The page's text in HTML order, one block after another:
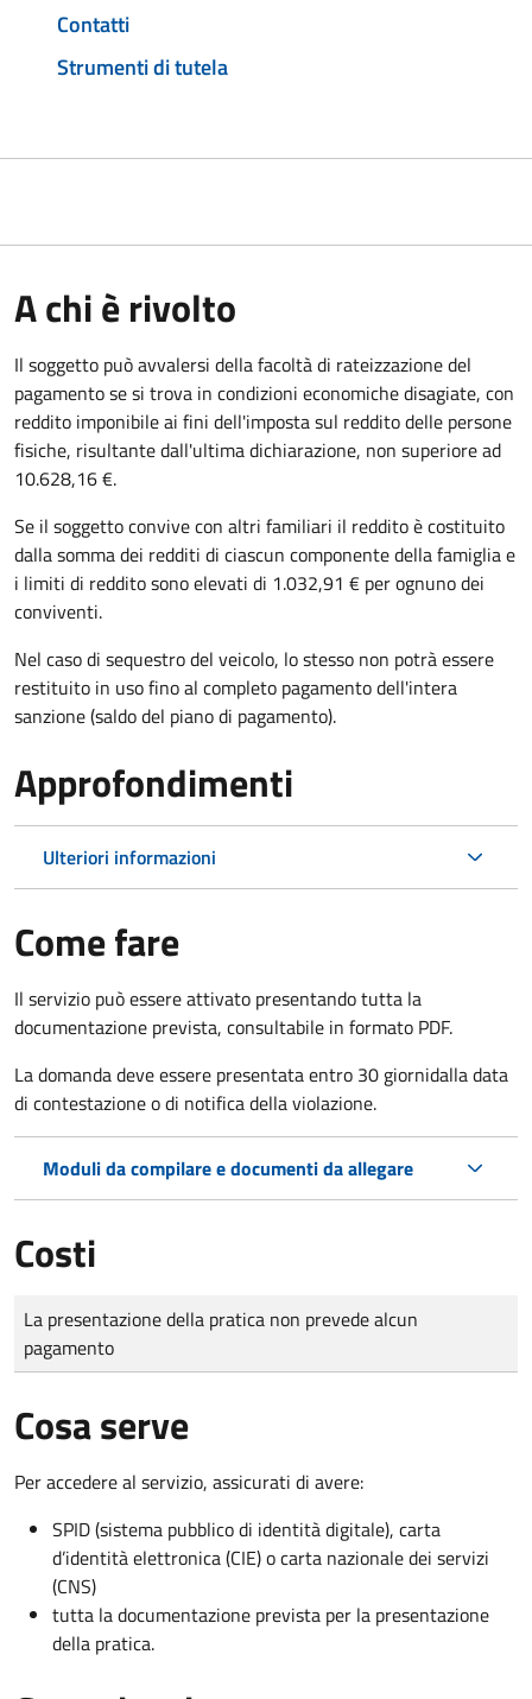
Contatti
Strumenti di tutela
A chi è rivolto
Il soggetto può avvalersi della facoltà di rateizzazione del
pagamento se si trova in condizioni economiche disagiate, con
reddito imponibile ai fini dell'imposta sul reddito delle persone
fisiche, risultante dall'ultima dichiarazione, non superiore ad
10.628,16 €.
Se il soggetto convive con altri familiari il reddito è costituito
dalla somma dei redditi di ciascun componente della famiglia e
i limiti di reddito sono elevati di 1.032,91 € per ognuno dei
conviventi.
Nel caso di sequestro del veicolo, lo stesso non potrà essere
restituito in uso fino al completo pagamento dell'intera
sanzione (saldo del piano di pagamento).
Approfondimenti
Ulteriori informazioni
Come fare
Il servizio può essere attivato presentando tutta la
documentazione prevista, consultabile in formato PDF.
La domanda deve essere presentata entro 30 giornidalla data
di contestazione o di notifica della violazione.
Moduli da compilare e documenti da allegare
Costi
Tipo di pagamento
Importo
La presentazione della pratica non prevede alcun
pagamento
Cosa serve
Per accedere al servizio, assicurati di avere:
SPID (sistema pubblico di identità digitale), carta
d’identità elettronica (CIE) o carta nazionale dei servizi
(CNS)
tutta la documentazione prevista per la presentazione
della pratica.